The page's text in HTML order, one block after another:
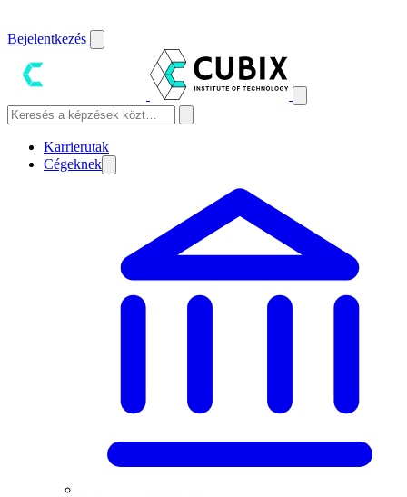
Bejelentkezés
Karrierutak
Cégeknek